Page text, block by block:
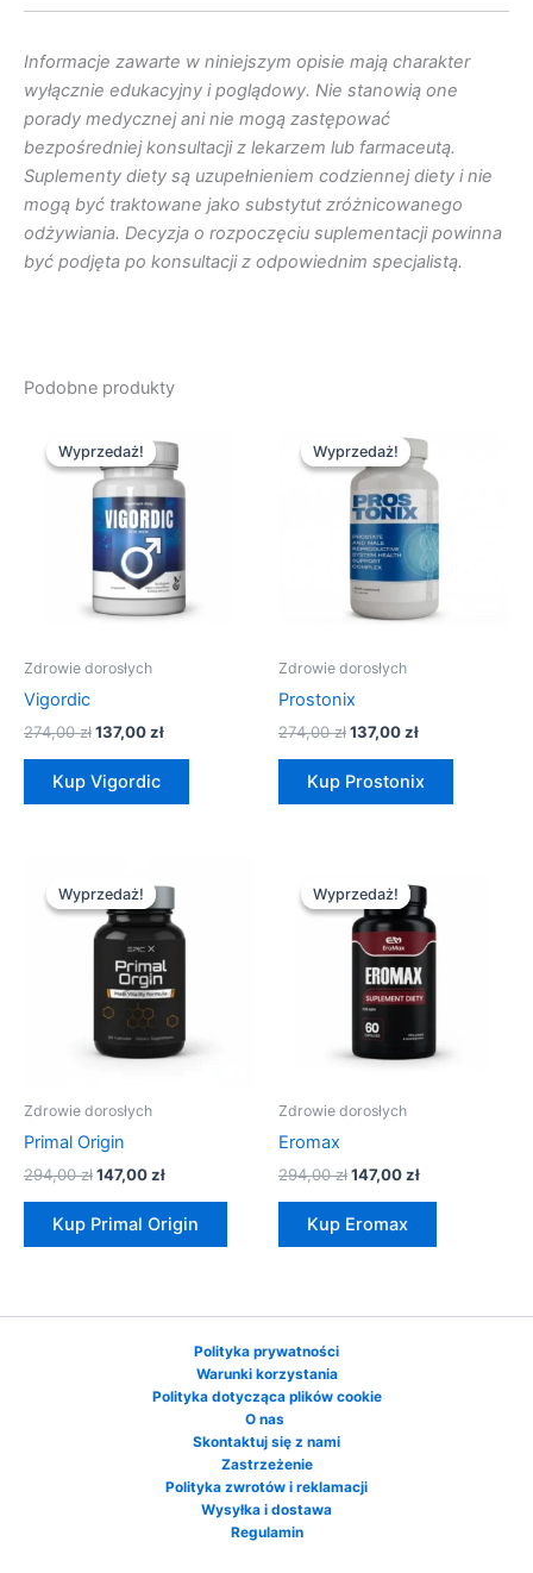
Informacje zawarte w niniejszym opisie mają charakter
wyłącznie edukacyjny i poglądowy. Nie stanowią one
porady medycznej ani nie mogą zastępować
bezpośredniej konsultacji z lekarzem lub farmaceutą.
Suplementy diety są uzupełnieniem codziennej diety i nie
mogą być traktowane jako substytut zróżnicowanego
odżywiania. Decyzja o rozpoczęciu suplementacji powinna
być podjęta po konsultacji z odpowiednim specjalistą.
Podobne produkty
Wyprzedaż!
Wyprzedaż!
Zdrowie dorosłych
Vigordic
274,00zł
cena
wynosiła:
274,00 zł.
137,00zł
cena
wynosi:
137,00 zł.
Kup Vigordic
Wyprzedaż!
Wyprzedaż!
Zdrowie dorosłych
Prostonix
274,00zł
cena
wynosiła:
274,00 zł.
137,00zł
cena
wynosi:
137,00 zł.
Kup Prostonix
Wyprzedaż!
Wyprzedaż!
Zdrowie dorosłych
Primal Origin
294,00zł
cena
wynosiła:
294,00 zł.
147,00zł
cena
wynosi:
147,00 zł.
Kup Primal Origin
Wyprzedaż!
Wyprzedaż!
Zdrowie dorosłych
Eromax
294,00zł
cena
wynosiła:
294,00 zł.
147,00zł
cena
wynosi:
147,00 zł.
Kup Eromax
Polityka prywatności
Warunki korzystania
Polityka dotycząca plików cookie
O nas
Skontaktuj się z nami
Zastrzeżenie
Polityka zwrotów i reklamacji
Wysyłka i dostawa
Regulamin